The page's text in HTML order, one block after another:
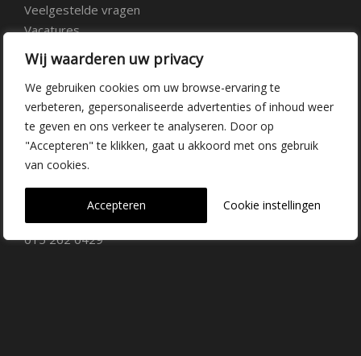
Wij waarderen uw privacy
We gebruiken cookies om uw browse-ervaring te
verbeteren, gepersonaliseerde advertenties of inhoud weer
te geven en ons verkeer te analyseren. Door op
"Accepteren" te klikken, gaat u akkoord met ons gebruik
van cookies.
Cookie instellingen
Accepteren
Veelgestelde vragen
Vacatures
Contact
Kwekerij Delfgauw
Vrederustlaan 10
info@dehoogorchids.com
015 262 0429